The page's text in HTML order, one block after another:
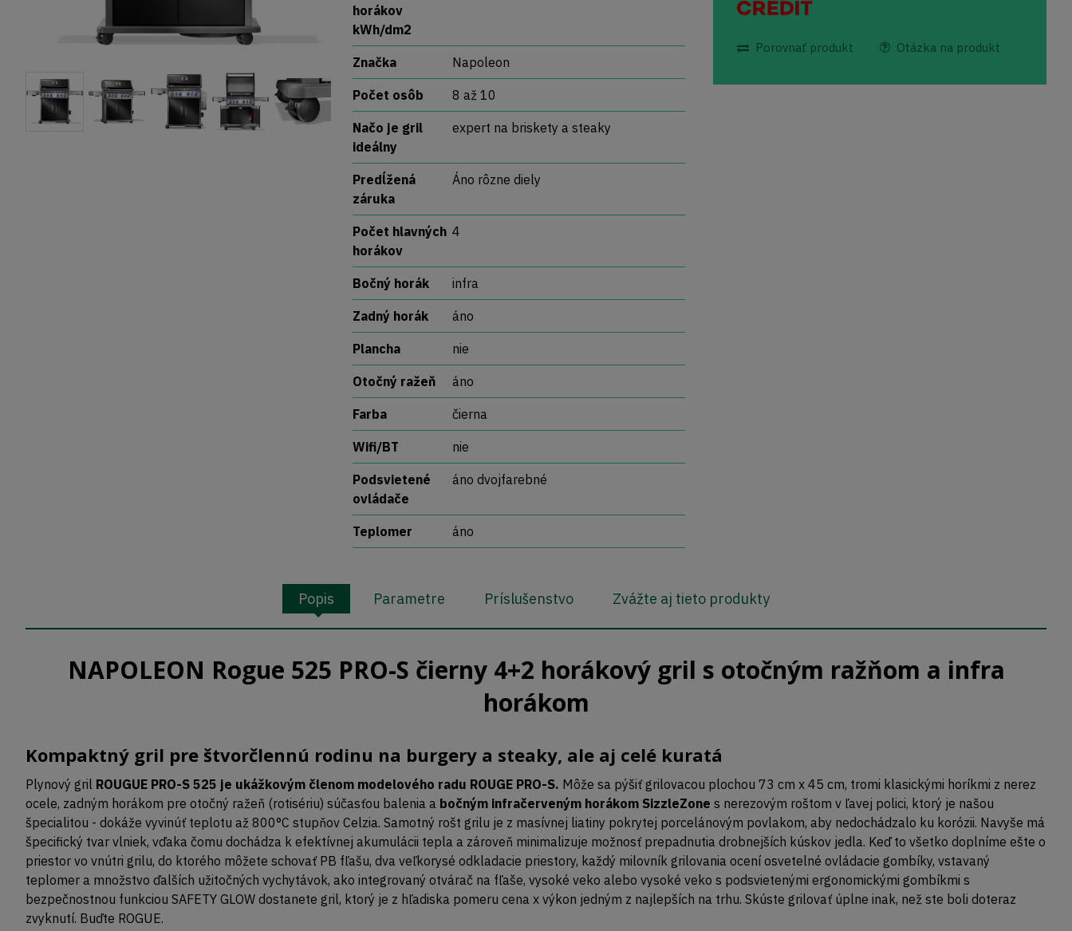
Porovnať produkt Otázka na produkt
horákov
kWh/dm2
Značka Napoleon
Počet osôb 8 až 10
Načo je gril
ideálny
expert na briskety a steaky
Predĺžená
záruka
Áno rôzne diely
Počet hlavných
horákov
4
Bočný horák infra
Zadný horák áno
Plancha nie
Otočný ražeň áno
Farba čierna
Wifi/BT nie
Podsvietené
ovládače
áno dvojfarebné
Teplomer áno
Popis Parametre Príslušenstvo Zvážte aj tieto produkty
NAPOLEON Rogue 525 PRO-S čierny 4+2 horákový gril s otočným ražňom a infra
horákom
Kompaktný gril pre štvorčlennú rodinu na burgery a steaky, ale aj celé kuratá
Plynový gril ROUGUE PRO-S 525 je ukážkovým členom modelového radu ROUGE PRO-S. Môže sa pýšiť grilovacou plochou 73 cm x 45 cm, tromi klasickými horíkmi z nerez
ocele, zadným horákom pre otočný ražeň (rotisériu) súčasťou balenia a bočným infračerveným horákom SizzleZone s nerezovým roštom v ľavej polici, ktorý je našou
špecialitou - dokáže vyvinúť teplotu až 800°C stupňov Celzia. Samotný rošt grilu je z masívnej liatiny pokrytej porcelánovým povlakom, aby nedochádzalo ku korózii. Navyše má
špecifický tvar vlniek, vďaka čomu dochádza k efektívnej akumulácii tepla a zároveň minimalizuje možnosť prepadnutia drobnejších kúskov jedla. Keď to všetko doplníme ešte o
priestor vo vnútri grilu, do ktorého môžete schovať PB fľašu, dva veľkorysé odkladacie priestory, každý milovník grilovania ocení osvetelné ovládacie gombíky, vstavaný
teplomer a množstvo ďalších užitočných vychytávok, ako integrovaný otvárač na fľaše, vysoké veko alebo vysoké veko s podsvietenými ergonomickými gombíkmi s
bezpečnostnou funkciou SAFETY GLOW dostanete gril, ktorý je z hľadiska pomeru cena x výkon jedným z najlepších na trhu. Skúste grilovať úplne inak, než ste boli doteraz
zvyknutí. Buďte ROGUE.